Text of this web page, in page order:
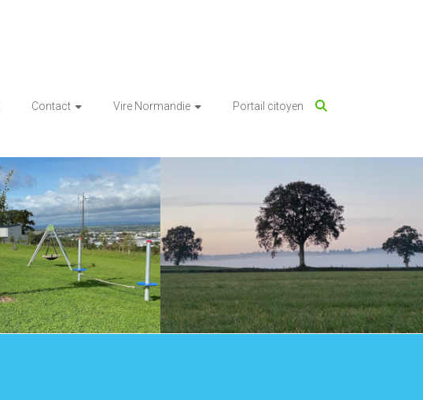
Contact Vire Normandie Portail citoyen